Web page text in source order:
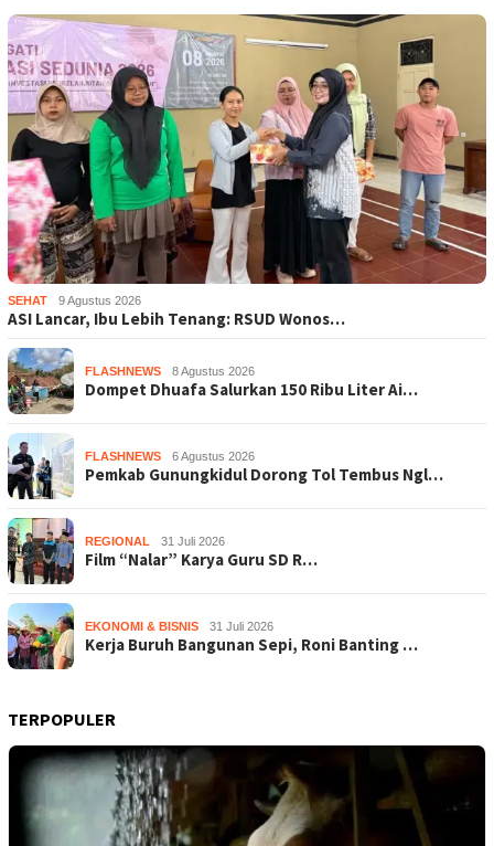
SEHAT 9 Agustus 2026
ASI Lancar, Ibu Lebih Tenang: RSUD Wonos…
FLASHNEWS 8 Agustus 2026
Dompet Dhuafa Salurkan 150 Ribu Liter Ai…
FLASHNEWS 6 Agustus 2026
Pemkab Gunungkidul Dorong Tol Tembus Ngl…
REGIONAL 31 Juli 2026
Film “Nalar” Karya Guru SD R…
EKONOMI & BISNIS 31 Juli 2026
Kerja Buruh Bangunan Sepi, Roni Banting …
TERPOPULER